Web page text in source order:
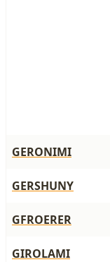
GERONIMI
GERSHUNY
GFROERER
GIROLAMI